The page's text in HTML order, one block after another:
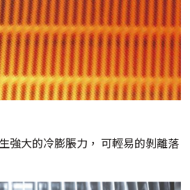
強大的冷膨脹力， 可輕易的剝離落